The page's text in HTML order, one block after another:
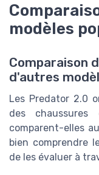
modèles
Comparaison
d'autres
Les Predator 2.0
des
comparent-elles
bien comprendre
de les évaluer à